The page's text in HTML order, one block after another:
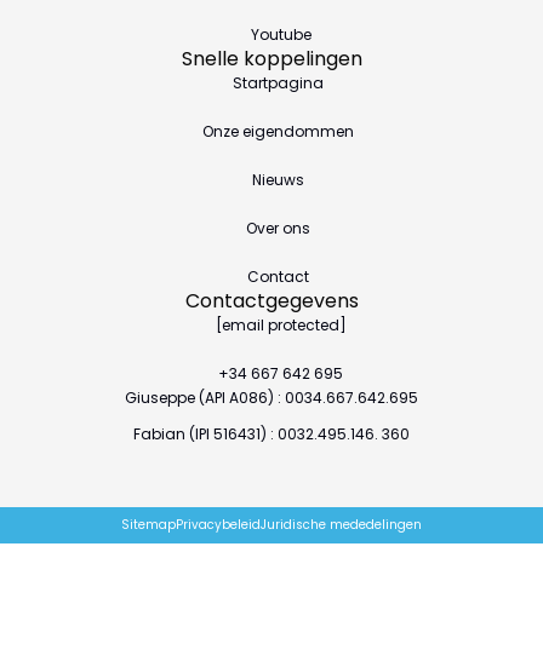
Youtube
Contactgegevens
[email protected]
+34 667 642 695
Giuseppe (API A086) : 0034.667.642.695
Fabian (IPI 516431) : 0032.495.146. 360
Snelle koppelingen
Startpagina
Onze eigendommen
Nieuws
Over ons
Contact
SitemapPrivacybeleidJuridische mededelingen